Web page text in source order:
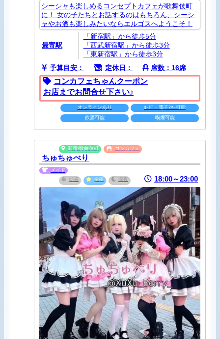
シーシャも楽しめるコンセプトカフェが歌舞伎町
に！ 女の子たちとお話するのはもちろん、シーシ
ャやお酒も楽しみたいならエルゴスへようこそ！
最寄駅
「新宿駅」から徒歩5分
「西武新宿駅」から徒歩3分
「東新宿駅」から徒歩3分
予算目安：
定休日： 席数：16席
コンカフェちゃんクーポン
お店までお問合せ下さい♪
オンラインあり
ｶｰﾄﾞ・電子ﾏﾈｰ可能
飲酒可能
喫煙可能
新宿/歌舞伎町 コンカフェ
ちゅちゅべり
メイド
朝昼
夕夜 深夜 18:00～23:00